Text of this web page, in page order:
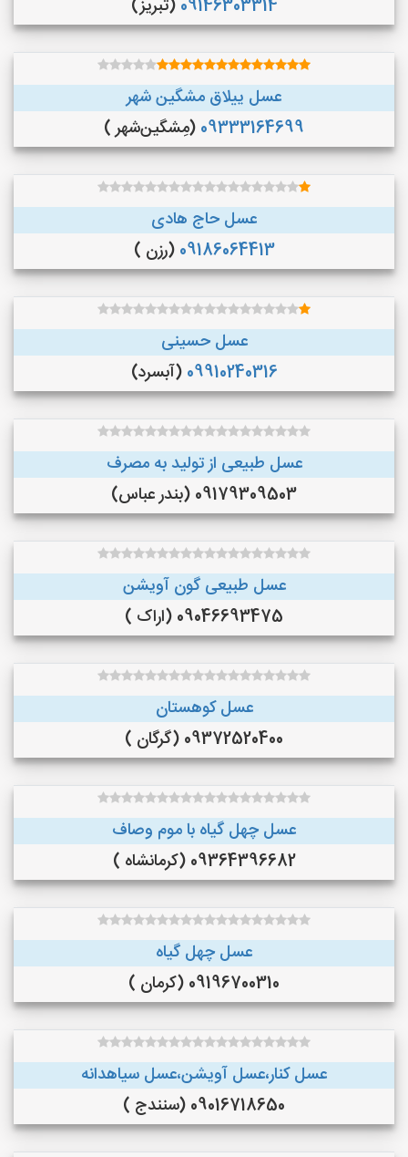
09146303314 (تبریز)
عسل ییلاق مشگین شهر
09333164699 (مِشگین‌شهر )
عسل حاج هادی
09186064413 (رزن )
عسل حسینی
09910240316 (آبسرد)
عسل طبیعی از تولید به مصرف
09179309503 (بندر عباس)
عسل طبیعی گون آویشن
09046693475 (اراک )
عسل کوهستان
09372520400 (گرگان )
عسل چهل گیاه با موم وصاف
09364396682 (کرمانشاه )
عسل چهل گیاه
09196700310 (کرمان )
عسل کنار،عسل آویشن،عسل سیاهدانه
09016718650 (سنندج )